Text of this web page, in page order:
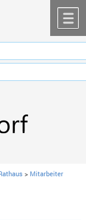
> Mitarbeiter